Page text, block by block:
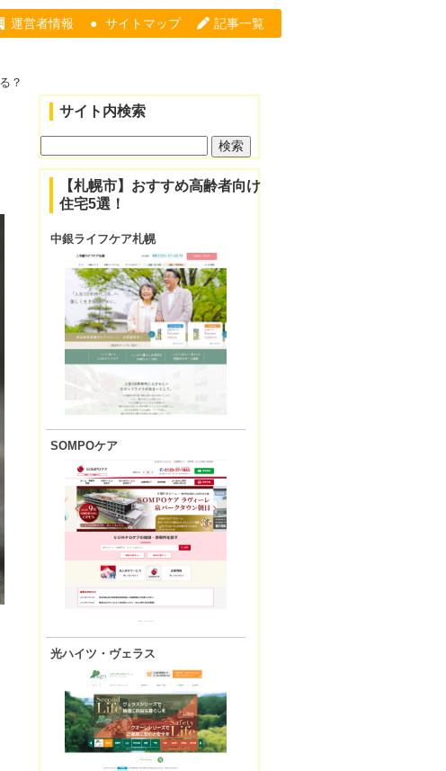
運営者情報 サイトマップ 記事一覧
ラム 【その他】札幌市の高齢者向け住宅一覧
？
サイト内検索
【札幌市】おすすめ高齢者向け
住宅5選！
中銀ライフケア札幌
SOMPOケア
光ハイツ・ヴェラス